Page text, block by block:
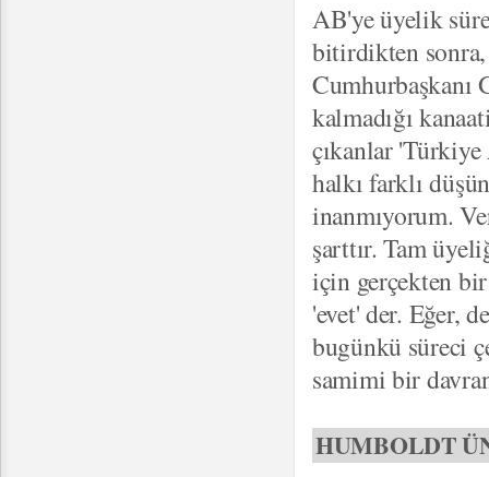
AB'ye üyelik
bitirdikten
Cumhurbaşkanı
kalmadığı
çıkanlar
halkı farklı
inanmıyorum.
şarttır. Tam
için gerçekten
'evet' der. Eğer,
bugünkü süreci
samimi bir
HUMBOLDT